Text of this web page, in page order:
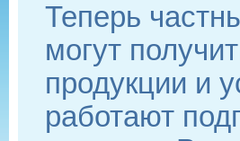
Теперь
могут
продукции и
работают